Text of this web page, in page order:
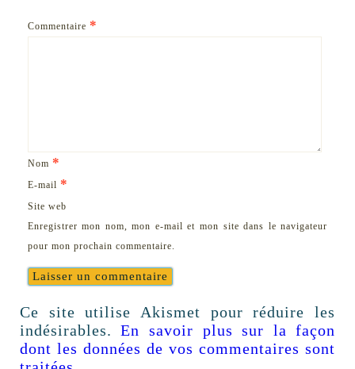
Commentaire *
Nom *
E-mail *
Site web
Enregistrer mon nom, mon e-mail et mon site dans le navigateur
pour mon prochain commentaire.
Ce site utilise Akismet pour réduire les
indésirables.En savoir plus sur la façon
dont les données de vos commentaires sont